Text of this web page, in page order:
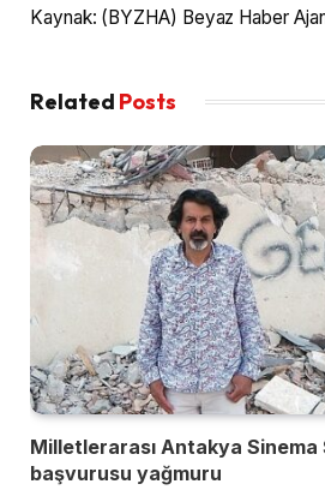
Kaynak: (BYZHA) Beyaz Haber
Related Posts
Milletlerarası Antakya Sinema
başvurusu yağmuru